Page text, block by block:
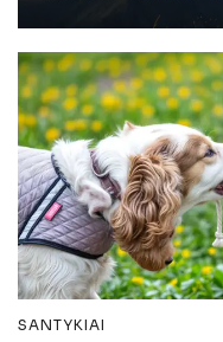
SANTYKIAI